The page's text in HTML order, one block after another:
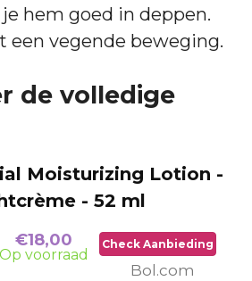
hem goed in deppen.
een vegende beweging.
de volledige
Moisturizing Lotion -
- 52 ml
€18,00
Op voorraad
Check Aanbieding
Bol.com